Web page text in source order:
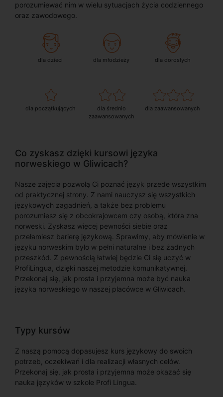
porozumiewać nim w wielu sytuacjach życia codziennego
oraz zawodowego.
dla dzieci dla młodzieży dla dorosłych
dla początkujących
dla średnio
zaawansowanych
dla zaawansowanych
Co zyskasz dzięki kursowi języka
norweskiego w Gliwicach?
Nasze zajęcia pozwolą Ci poznać język przede wszystkim
od praktycznej strony. Z nami nauczysz się wszystkich
językowych zagadnień, a także bez problemu
porozumiesz się z obcokrajowcem czy osobą, która zna
norweski. Zyskasz więcej pewności siebie oraz
przełamiesz barierę językową. Sprawimy, aby mówienie w
języku norweskim było w pełni naturalne i bez żadnych
przeszkód. Z pewnością łatwiej będzie Ci się uczyć w
ProfiLingua, dzięki naszej metodzie komunikatywnej.
Przekonaj się, jak prosta i przyjemna może być nauka
języka norweskiego w naszej placówce w Gliwicach.
Typy kursów
Z naszą pomocą dopasujesz kurs językowy do swoich
potrzeb, oczekiwań i dla realizacji własnych celów.
Przekonaj się, jak prosta i przyjemna może okazać się
nauka języków w szkole Profi Lingua.